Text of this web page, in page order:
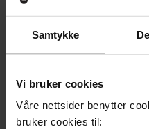
Samtykke
Vi bruker cookies
Våre nettsider benytter
bruker cookies til: